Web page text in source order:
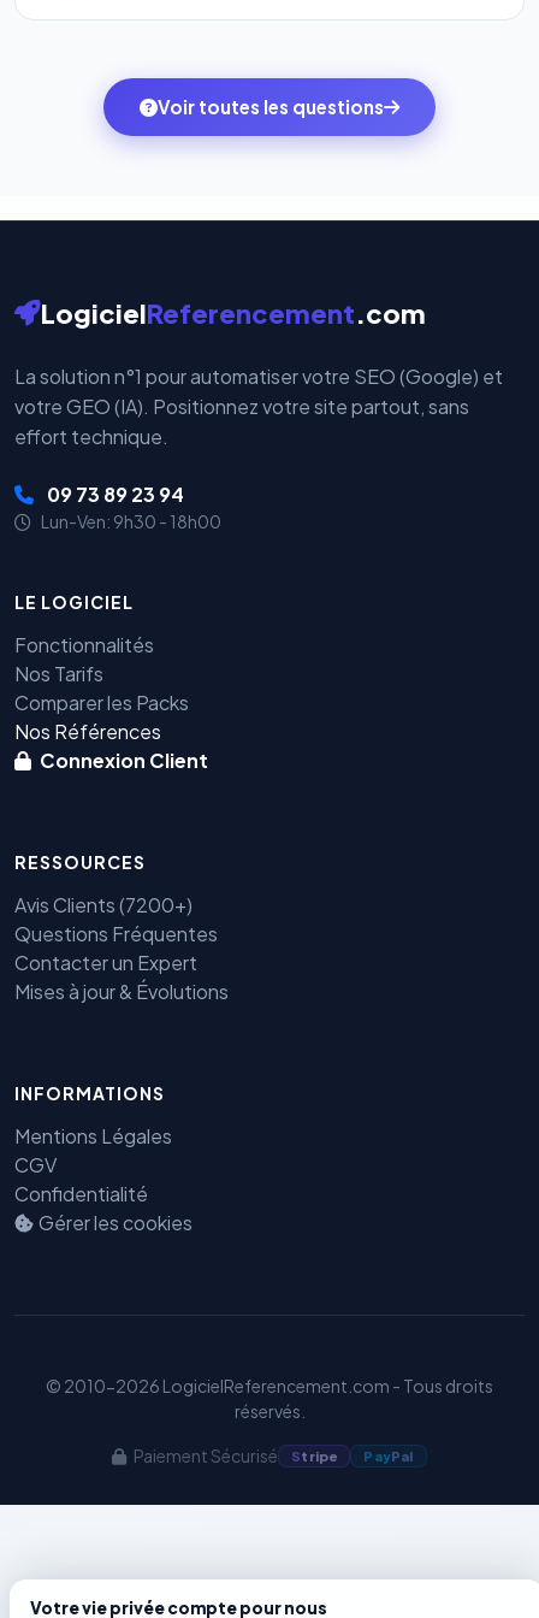
l'onglet« Migrer votre pack »pour basculer en
ambitions du moment — sans perdre vos données ni
votre historique.
monde. Vos données bancaires ne transitent jamais
par nos serveurs — elles sont gérées directement et
Voir toutes les questions
LogicielReferencement.com
La solution n°1 pour automatiser votre SEO (Google) et
votre GEO (IA). Positionnez votre site partout, sans
effort technique.
09 73 89 23 94
Lun-Ven: 9h30 - 18h00
LE LOGICIEL
Fonctionnalités
Nos Tarifs
Comparer les Packs
Nos Références
Connexion Client
RESSOURCES
Avis Clients (7200+)
Questions Fréquentes
Contacter un Expert
Mises à jour & Évolutions
INFORMATIONS
Mentions Légales
CGV
Confidentialité
Gérer les cookies
© 2010-2026 LogicielReferencement.com - Tous droits
réservés.
Paiement Sécurisé Stripe PayPal
Votre vie privée compte pour nous